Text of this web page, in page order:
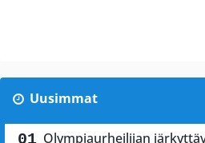
Uusimmat
Olympiaurheilijan